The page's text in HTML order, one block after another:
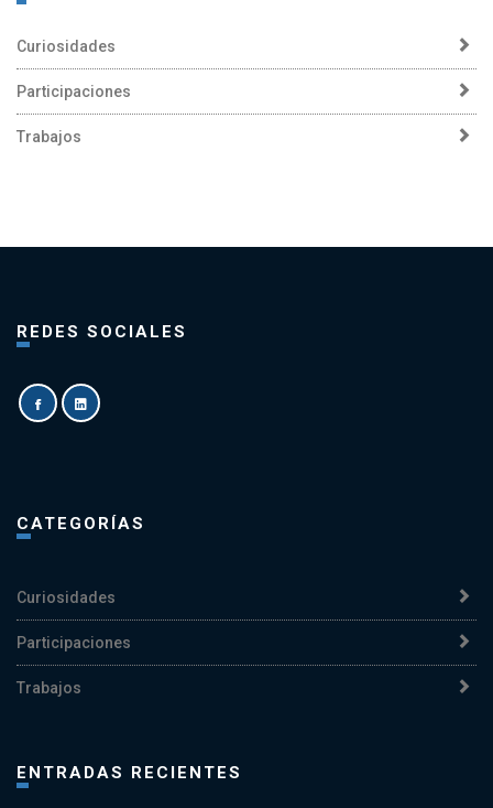
Curiosidades
Participaciones
Trabajos
REDES SOCIALES
CATEGORÍAS
Curiosidades
Participaciones
Trabajos
ENTRADAS RECIENTES